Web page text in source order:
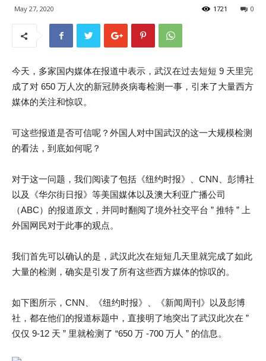
May 27, 2020 0
1721
今天，多家国内媒体在报道中表示，武汉在过去短短 9 天里完
成了对 650 万人次的新冠肺炎病毒检测一事，引来了大量西方
媒体的关注和惊叹。
可这些报道是否可信呢？外国人对中国武汉的这一大规模检测
的看法，到底如何呢？
对于这一问题，我们阅读了包括《纽约时报》、CNN、彭博社
以及《华尔街日报》等美国媒体以及澳大利亚广播公司
（ABC）的报道原文，并同时翻阅了境外社交平台 ” 推特 ” 上
外国网民对于此事的观点。
我们首先可以确认的是，武汉此次在短短几天里就完成了如此
大量的检测，确实是引发了所有这些西方媒体的惊叹的。
如下图所示，CNN、《纽约时报》、《新闻周刊》以及彭博
社，都在他们的报道标题中，直接明了地突出了武汉此次在 ”
仅仅 9-12 天 ” 里就检测了 “650 万 -700 万人 ” 的信息。